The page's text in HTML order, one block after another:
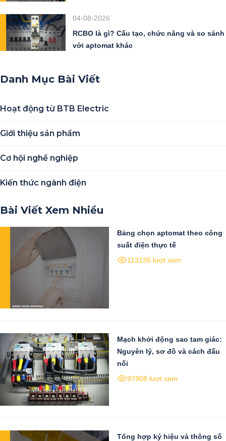
04-08-2026
RCBO là gì? Cấu tạo, chức năng và so sánh
với aptomat khác
Danh Mục Bài Viết
Hoạt động từ BTB Electric
Giới thiệu sản phẩm
Cơ hội nghề nghiệp
Kiến thức ngành điện
Bài Viết Xem Nhiều
Bảng chọn aptomat theo công
suất điện thực tế
113136 lượt xem
Mạch khởi động sao tam giác:
Nguyên lý, sơ đồ và cách đấu
nối
97908 lượt xem
Tổng hợp ký hiệu và thông số